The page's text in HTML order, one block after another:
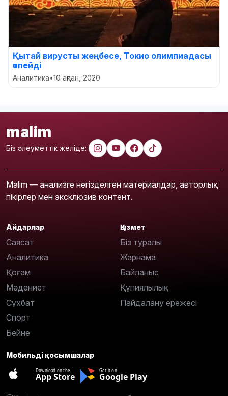
Қытай вирусты жеңбесе, Токио олимпиадасы
өтпейді
Аналитика•10 ақпан, 2020
malim
Біз әлеуметтік желіде:
Malim — анализге негізделген материалдар, авторлық
пікірлер мен эксклюзив контент.
Айдарлар
Саясат
Аналитика
Қоғам
Мәдениет
Сұхбат
Спорт
Бейне
Қызмет
Біз туралы
Жарнама
Байланыс
Құпиялылық
Пайдалану ережесі
Мобильді қосымшалар
Download on the
App Store
Get it on
Google Play